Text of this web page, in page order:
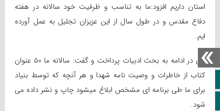
ویژه خبری
استان داریم افزود:ما به تناسب و ظرفیت خود سالانه در هفته
دفاع مقدس و در طول سال از این عزیزان تجلیل به عمل آورده
ایم.
وی در ادامه به بحث ادبیات پرداخت و گفت: سالانه ما 50 عنوان
کتاب از خاطرات و وصیت نامه شهدا و هر آنچه که توسط بنیاد
برای ما طی برنامه ای مشخص ابلاغ میشود چاپ و نشر داده می
شود.